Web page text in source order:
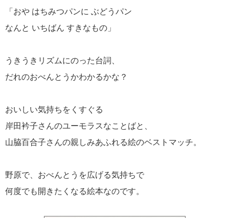
「おや はちみつパンに ぶどうパン
なんと いちばん すきなもの」
うきうきリズムにのった台詞、
だれのおべんとうかわかるかな？
おいしい気持ちをくすぐる
岸田衿子さんのユーモラスなことばと、
山脇百合子さんの親しみあふれる絵のベストマッチ。
野原で、おべんとうを広げる気持ちで
何度でも開きたくなる絵本なのです。